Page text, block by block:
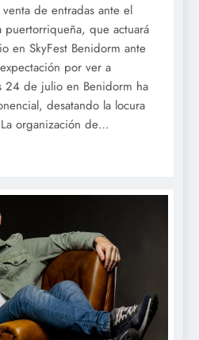
de entradas ante el
puertorriqueña, que actuará
en SkyFest Benidorm ante
por ver a
24 de julio en Benidorm ha
desatando la locura
organización de…